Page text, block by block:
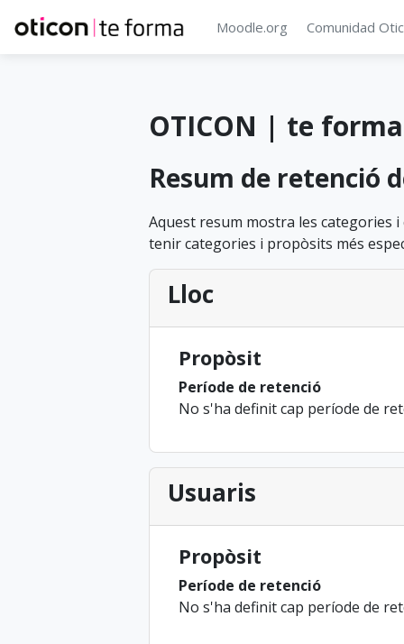
Moodle.org Comunidad
OTICON | te forma
Resum de retenció
Aquest resum mostra les categories
tenir categories i propòsits més
Lloc
Propòsit
Període de retenció
No s'ha definit cap període de
Usuaris
Propòsit
Període de retenció
No s'ha definit cap període de